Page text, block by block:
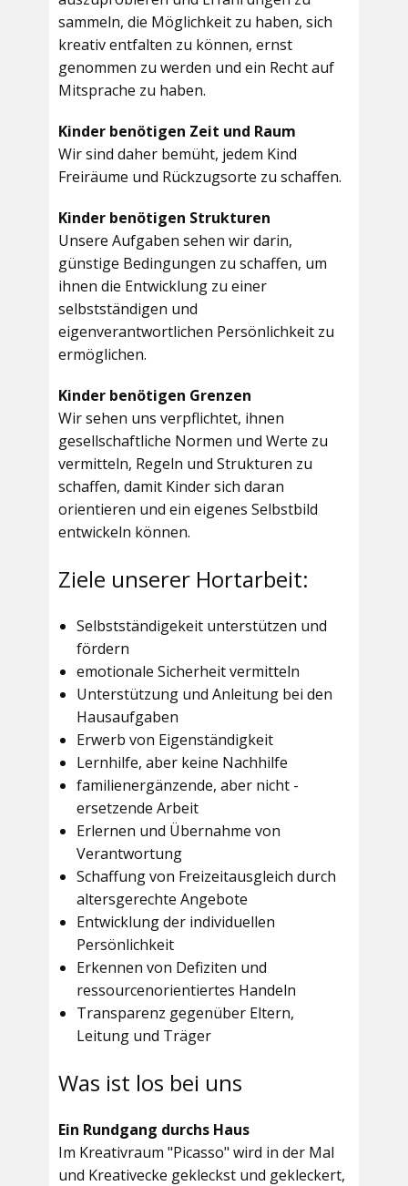
sammeln, die Möglichkeit zu haben, sich
kreativ entfalten zu können, ernst
genommen zu werden und ein Recht auf
Mitsprache zu haben.
Kinder benötigen Zeit und Raum
Wir sind daher bemüht, jedem Kind
Freiräume und Rückzugsorte zu schaffen.
Kinder benötigen Strukturen
Unsere Aufgaben sehen wir darin,
günstige Bedingungen zu schaffen, um
ihnen die Entwicklung zu einer
selbstständigen und
eigenverantwortlichen Persönlichkeit zu
ermöglichen.
Kinder benötigen Grenzen
Wir sehen uns verpflichtet, ihnen
gesellschaftliche Normen und Werte zu
vermitteln, Regeln und Strukturen zu
schaffen, damit Kinder sich daran
orientieren und ein eigenes Selbstbild
entwickeln können.
Ziele unserer Hortarbeit:
Selbstständigekeit unterstützen und
fördern
emotionale Sicherheit vermitteln
Unterstützung und Anleitung bei den
Hausaufgaben
Erwerb von Eigenständigkeit
Lernhilfe, aber keine Nachhilfe
familienergänzende, aber nicht -
ersetzende Arbeit
Erlernen und Übernahme von
Verantwortung
Schaffung von Freizeitausgleich durch
altersgerechte Angebote
Entwicklung der individuellen
Persönlichkeit
Erkennen von Defiziten und
ressourcenorientiertes Handeln
Transparenz gegenüber Eltern,
Leitung und Träger
Was ist los bei uns
Ein Rundgang durchs Haus
Im Kreativraum "Picasso" wird in der Mal
und Kreativecke gekleckst und gekleckert,